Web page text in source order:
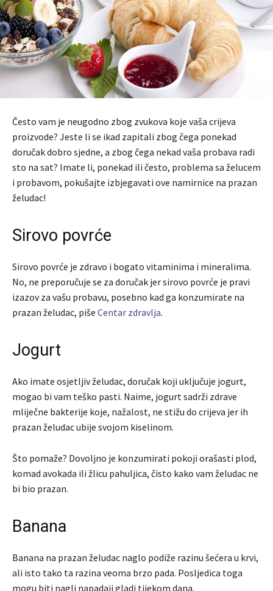
Često vam je neugodno zbog zvukova koje vaša crijeva
proizvode? Jeste li se ikad zapitali zbog čega ponekad
doručak dobro sjedne, a zbog čega nekad vaša probava radi
sto na sat? Imate li, ponekad ili često, problema sa želucem
i probavom, pokušajte izbjegavati ove namirnice na prazan
želudac!
Sirovo povrće
Sirovo povrće je zdravo i bogato vitaminima i mineralima.
No, ne preporučuje se za doručak jer sirovo povrće je pravi
izazov za vašu probavu, posebno kad ga konzumirate na
prazan želudac, piše Centar zdravlja.
Jogurt
Ako imate osjetljiv želudac, doručak koji uključuje jogurt,
mogao bi vam teško pasti. Naime, jogurt sadrži zdrave
mliječne bakterije koje, nažalost, ne stižu do crijeva jer ih
prazan želudac ubije svojom kiselinom.
Što pomaže? Dovoljno je konzumirati pokoji orašasti plod,
komad avokada ili žlicu pahuljica, čisto kako vam želudac ne
bi bio prazan.
Banana
Banana na prazan želudac naglo podiže razinu šećera u krvi,
ali isto tako ta razina veoma brzo pada. Posljedica toga
mogu biti nagli napadaji gladi tijekom dana.